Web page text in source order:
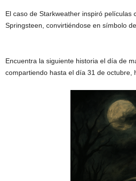
El caso de Starkweather inspiró películas
Springsteen, convirtiéndose en símbolo
Encuentra la siguiente historia el día de
compartiendo hasta el día 31 de octubre,